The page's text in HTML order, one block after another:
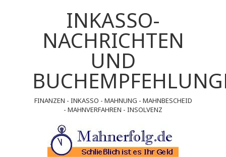
INKASSO-
NACHRICHTEN
UND
FINANZEN - INKASSO - MAHNUNG - MAHNBESCHEID
- MAHNVERFAHREN - INSOLVENZ